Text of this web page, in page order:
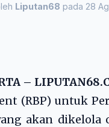
Liputan68 pada 28
–
(RBP) untuk
akan dikelola